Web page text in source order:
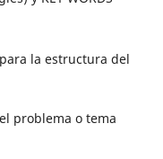
la estructura del
problema o tema